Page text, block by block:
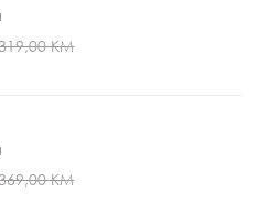
KM
KM